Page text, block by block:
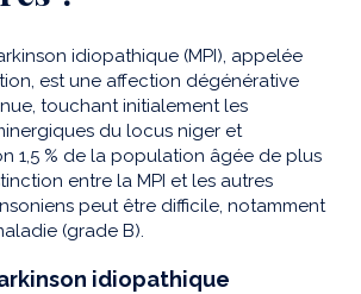
idiopathique (MPI), appelée
est une affection dégénérative
touchant initialement les
du locus niger et
1,5 % de la population âgée de plus
entre la MPI et les autres
peut être difficile, notamment
(grade B).
idiopathique